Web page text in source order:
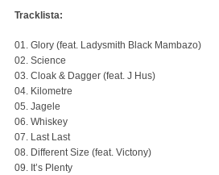
Tracklista:
01. Glory (feat. Ladysmith Black Mambazo)
02. Science
03. Cloak & Dagger (feat. J Hus)
04. Kilometre
05. Jagele
06. Whiskey
07. Last Last
08. Different Size (feat. Victony)
09. It’s Plenty